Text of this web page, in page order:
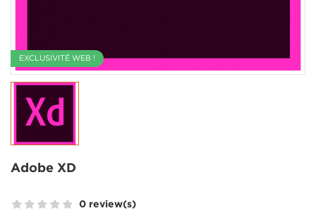
EXCLUSIVITÉ WEB !
Adobe XD
0 review(s)